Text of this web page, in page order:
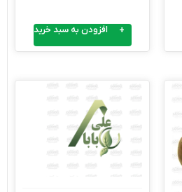
افزودن به سبد خرید